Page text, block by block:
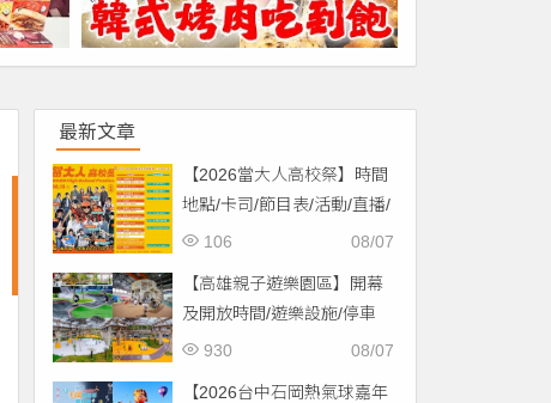
最新文章
【2026當大人高校祭】時間
地點/卡司/節目表/活動/直播/
交通，免費入場！
08/07
106
【高雄親子遊樂園區】開幕
及開放時間/遊樂設施/停車
場/交通一次看！
08/07
930
【2026台中石岡熱氣球嘉年